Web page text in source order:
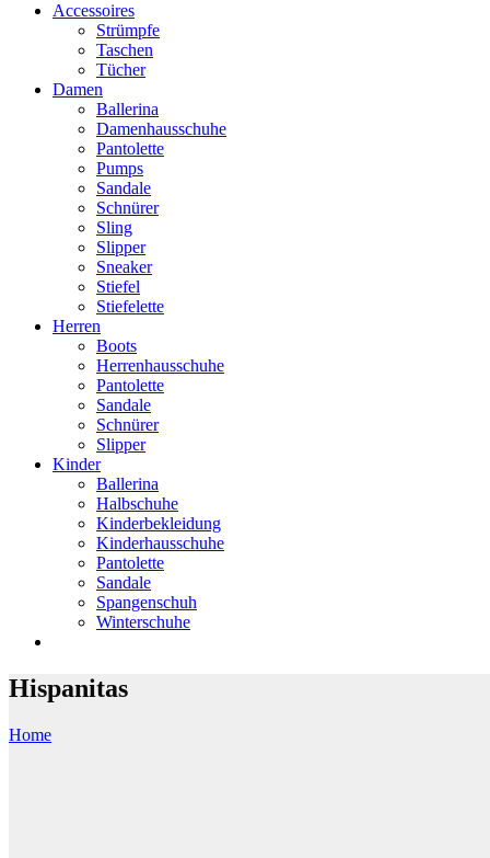
Accessoires
Strümpfe
Taschen
Tücher
Damen
Ballerina
Damenhausschuhe
Pantolette
Pumps
Sandale
Schnürer
Sling
Slipper
Sneaker
Stiefel
Stiefelette
Herren
Boots
Herrenhausschuhe
Pantolette
Sandale
Schnürer
Slipper
Kinder
Ballerina
Halbschuhe
Kinderbekleidung
Kinderhausschuhe
Pantolette
Sandale
Spangenschuh
Winterschuhe
Hispanitas
Home